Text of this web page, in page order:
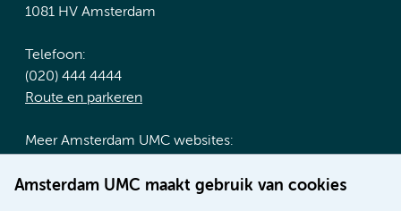
Amsterdam UMC maakt gebruik van cookies
1081 HV Amsterdam
Telefoon:
(020) 444 4444
Route en parkeren
Meer Amsterdam UMC websites:
Werken bij Amsterdam UMC